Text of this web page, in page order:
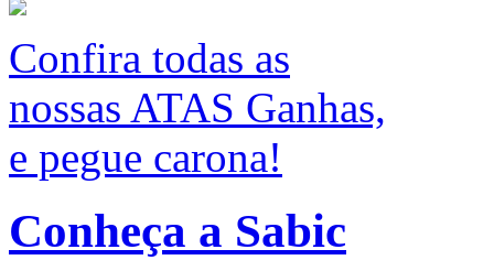
Confira todas as
nossas ATAS Ganhas,
e pegue carona!
Conheça a Sabic